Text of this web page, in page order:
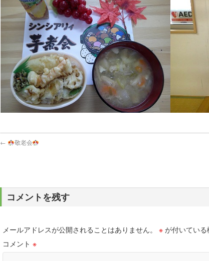
← 敬老会
コメントを残す
メールアドレスが公開されることはありません。 ※ が付いてい
コメント ※